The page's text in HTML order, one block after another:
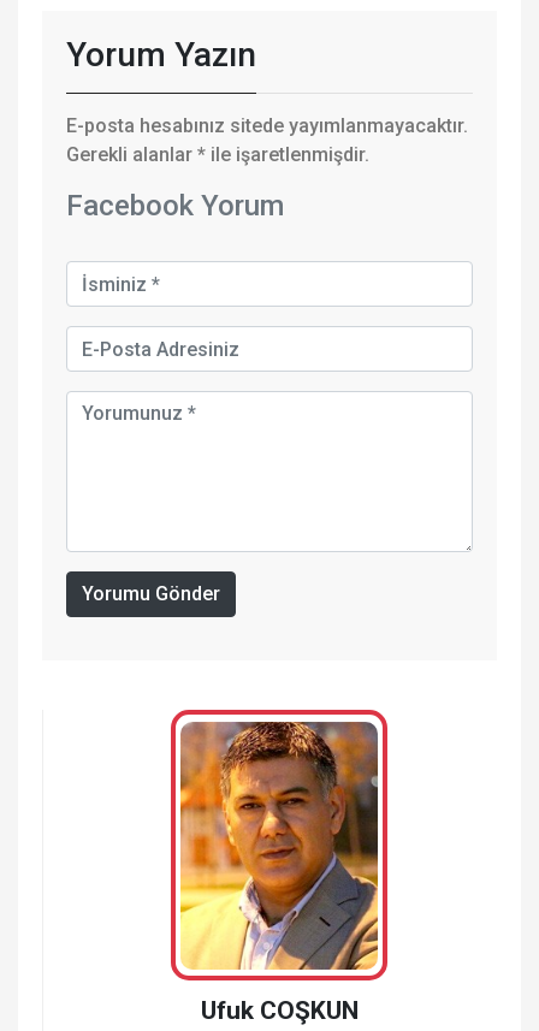
Yorum Yazın
E-posta hesabınız sitede yayımlanmayacaktır.
Gerekli alanlar * ile işaretlenmişdir.
Facebook Yorum
Yorumu Gönder
Ufuk COŞKUN